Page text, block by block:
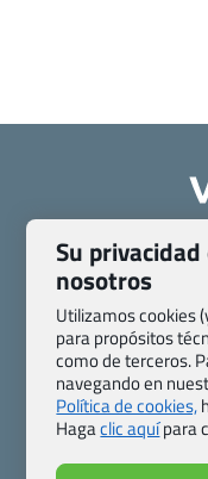
Pasaporte, Visado,
Blog de
Preguntas
Política de
Last
Su
nosotros
Utilizamos cookies
para propósitos
como de terceros.
navegando en
Política de cookies,
Hagaclic aquípara